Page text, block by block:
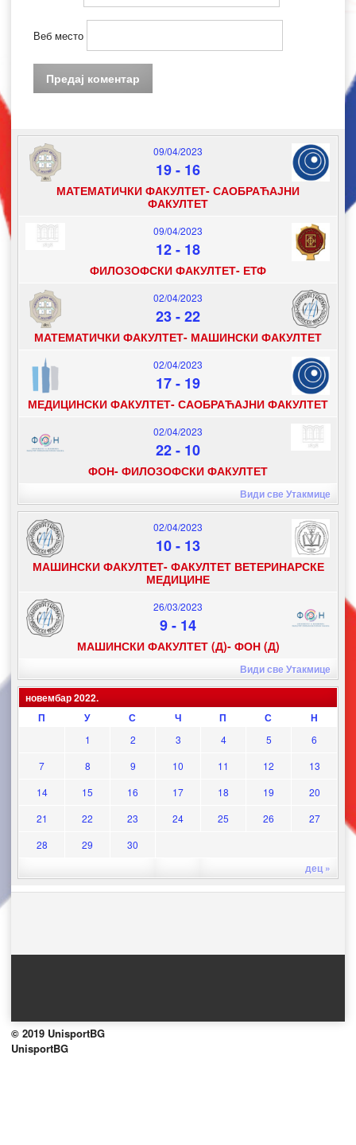
Веб место
09/04/2023
19- 16
МАТЕМАТИЧКИ ФАКУЛТЕТ- САОБРАЋАЈНИ
ФАКУЛТЕТ
09/04/2023
12- 18
ФИЛОЗОФСКИ ФАКУЛТЕТ- ЕТФ
02/04/2023
23-22
МАТЕМАТИЧКИ ФАКУЛТЕТ- МАШИНСКИ ФАКУЛТЕТ
02/04/2023
17- 19
МЕДИЦИНСКИ ФАКУЛТЕТ- САОБРАЋАЈНИ ФАКУЛТЕТ
02/04/2023
22- 10
ФОН- ФИЛОЗОФСКИ ФАКУЛТЕТ
Види све Утакмице
02/04/2023
10- 13
МАШИНСКИ ФАКУЛТЕТ- ФАКУЛТЕТ ВЕТЕРИНАРСКЕ
МЕДИЦИНЕ
26/03/2023
9- 14
МАШИНСКИ ФАКУЛТЕТ (Д)- ФОН (Д)
Види све Утакмице
новембар 2022.
П
У С Ч П С Н
дец »
1 2 3 4 5
6
7
8 9 10 11 12
13
14
15 16 17 18 19
20
21
22 23 24 25 26
27
28
29 30
© 2019 UnisportBG
UnisportBG